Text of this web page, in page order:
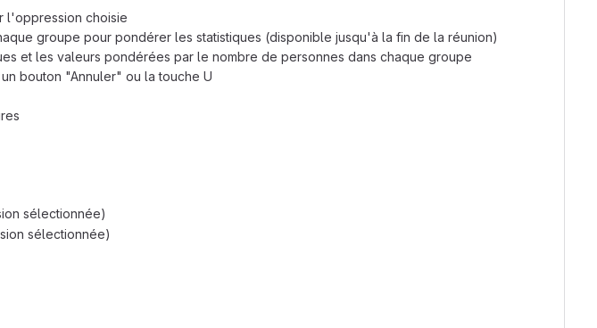
l'oppression choisie
groupe pour pondérer les statistiques (disponible jusqu'à la fin de la réunion)
et les valeurs pondérées par le nombre de personnes dans chaque groupe
bouton "Annuler" ou la touche U
sélectionnée)
sélectionnée)